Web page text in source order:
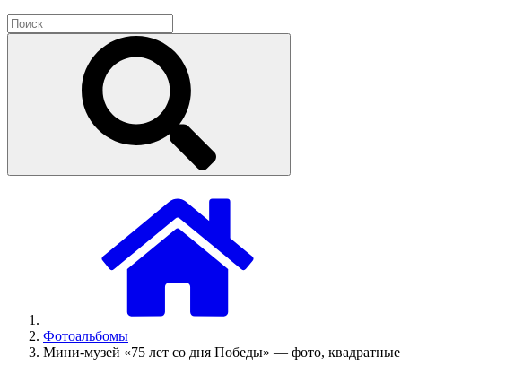
Фотоальбомы
Мини-музей «75 лет со дня Победы» — фото, квадратные